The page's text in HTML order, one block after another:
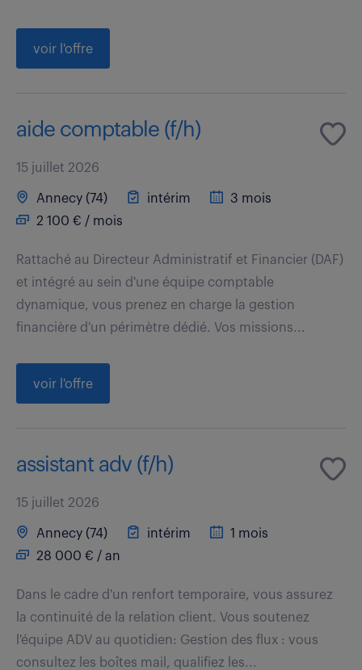
voir l'offre
aide comptable (f/h)
15 juillet 2026
Annecy (74) intérim
3 mois
2 100 € / mois
Rattaché au Directeur Administratif et Financier (DAF)
et intégré au sein d'une équipe comptable
dynamique, vous prenez en charge la gestion
financière d'un périmètre dédié. Vos missions...
voir l'offre
assistant adv (f/h)
15 juillet 2026
Annecy (74) intérim
1 mois
28 000 € / an
Dans le cadre d'un renfort temporaire, vous assurez
la continuité de la relation client. Vous soutenez
l'équipe ADV au quotidien: Gestion des flux : vous
consultez les boîtes mail, qualifiez les...